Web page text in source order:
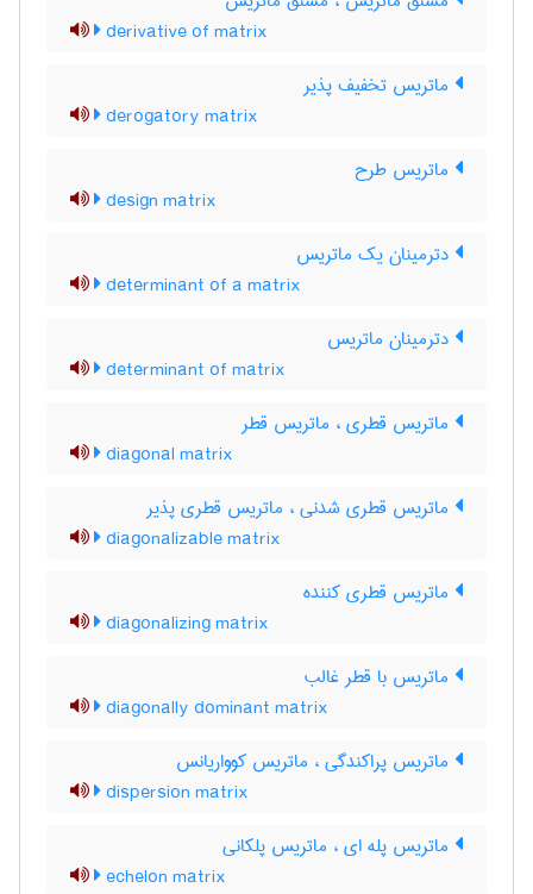
derivative of matrix
ماتریس تخفیف پذیر
derogatory matrix
ماتریس طرح
design matrix
دترمینان یک ماتریس
determinant of a matrix
دترمینان ماتریس
determinant of matrix
ماتریس قطری ، ماتریس قطر
diagonal matrix
ماتریس قطری شدنی ، ماتریس قطری پذیر
diagonalizable matrix
ماتریس قطری کننده
diagonalizing matrix
ماتریس با قطر غالب
diagonally dominant matrix
ماتریس پراکندگی ، ماتریس کوواریانس
dispersion matrix
ماتریس پله ای ، ماتریس پلکانی
echelon matrix